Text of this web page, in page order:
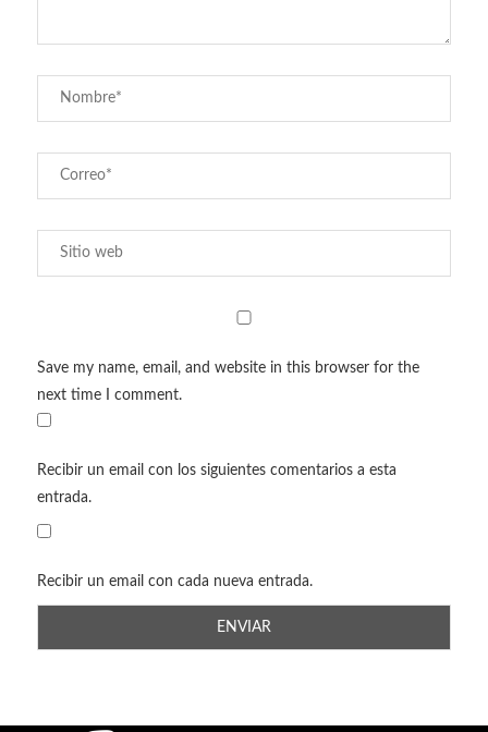
Save my name, email, and website in this browser for the
next time I comment.
Recibir un email con los siguientes comentarios a esta
entrada.
Recibir un email con cada nueva entrada.